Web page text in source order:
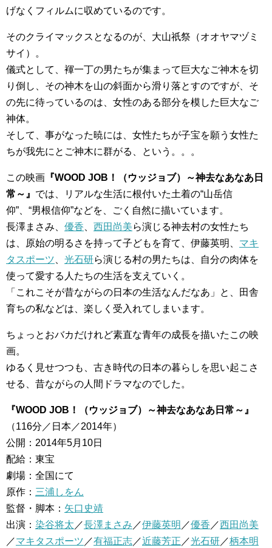
げなくフィルムに収めているのです。
そのクライマックスとなるのが、大山祇祭（オオヤマヅミ
サイ）。
儀式として、褌一丁の男たちが集まって巨大なご神木を切
り倒し、その神木を山の斜面から滑り落とすのですが、そ
の先に待っているのは、女性のある部分を模した巨大なご
神体。
そして、事がなった暁には、女性たちが子宝を願う女性た
ちが我先にとご神木に群がる、という。。。
この映画 『WOOD JOB！（ウッジョブ）～神去なあなあ日
常～』 では、リアルな生活に根付いた土着の“山岳信
仰”、“男根信仰”などを、ごく自然に描いています。
長澤まさみ、 優香 西田尚美ら演じる神去村の女性たち
は、原始の明るさを持って子どもを育て、伊藤英明、 マキ
タスポーツ
光石研ら演じる村の男たちは、自分の肉体を
使って愛する人たちの生活を支えていく。
「これこそが昔ながらの日本の生活なんだなあ」と、田舎
育ちの私などは、楽しく受入れてしまいます。
ちょっとおバカだけれど素直な青年の成長を描いたこの映
画。
ゆるく見せつつも、古き時代の日本の暮らしを思い起こさ
せる、昔ながらの人間ドラマなのでした。
『WOOD JOB！（ウッジョブ）～神去なあなあ日常～』
（116分／日本／2014年）
公開：2014年5月10日
配給：東宝
劇場：全国にて
原作： 三浦しをん
監督・脚本： 矢口史靖
出演： 染谷将太 ／長澤まさみ ／伊藤英明 ／優香 ／西田尚美
／マキタスポーツ ／有福正志／近藤芳正 ／光石研／柄本明